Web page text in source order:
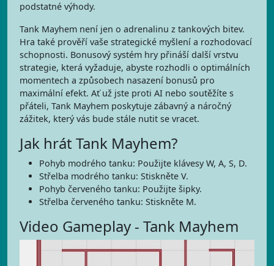
podstatné výhody.
Tank Mayhem není jen o adrenalinu z tankových bitev.
Hra také prověří vaše strategické myšlení a rozhodovací
schopnosti. Bonusový systém hry přináší další vrstvu
strategie, která vyžaduje, abyste rozhodli o optimálních
momentech a způsobech nasazení bonusů pro
maximální efekt. Ať už jste proti AI nebo soutěžíte s
přáteli, Tank Mayhem poskytuje zábavný a náročný
zážitek, který vás bude stále nutit se vracet.
Jak hrát Tank Mayhem?
Pohyb modrého tanku: Použijte klávesy W, A, S, D.
Střelba modrého tanku: Stiskněte V.
Pohyb červeného tanku: Použijte šipky.
Střelba červeného tanku: Stiskněte M.
Video Gameplay - Tank Mayhem